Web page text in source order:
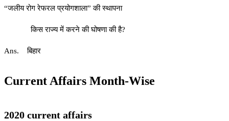
“जलीय रोग रेफरल प्रयोगशाला” की स्थापना
किस राज्य में करने की घोषणा की है?
Ans. बिहार
Current Affairs Month-Wise
2020 current affairs